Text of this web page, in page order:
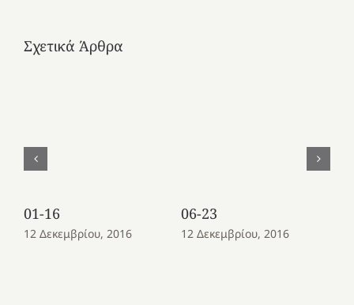
Σχετικά Άρθρα
01-16
12 Δεκεμβρίου, 2016
06-23
12 Δεκεμβρίου, 2016